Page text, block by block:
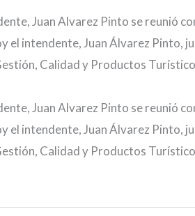
Juan Alvarez Pinto se reunió
el intendente, Juan Álvarez Pinto,
Calidad y Productos
Juan Alvarez Pinto se reunió
el intendente, Juan Álvarez Pinto,
Calidad y Productos